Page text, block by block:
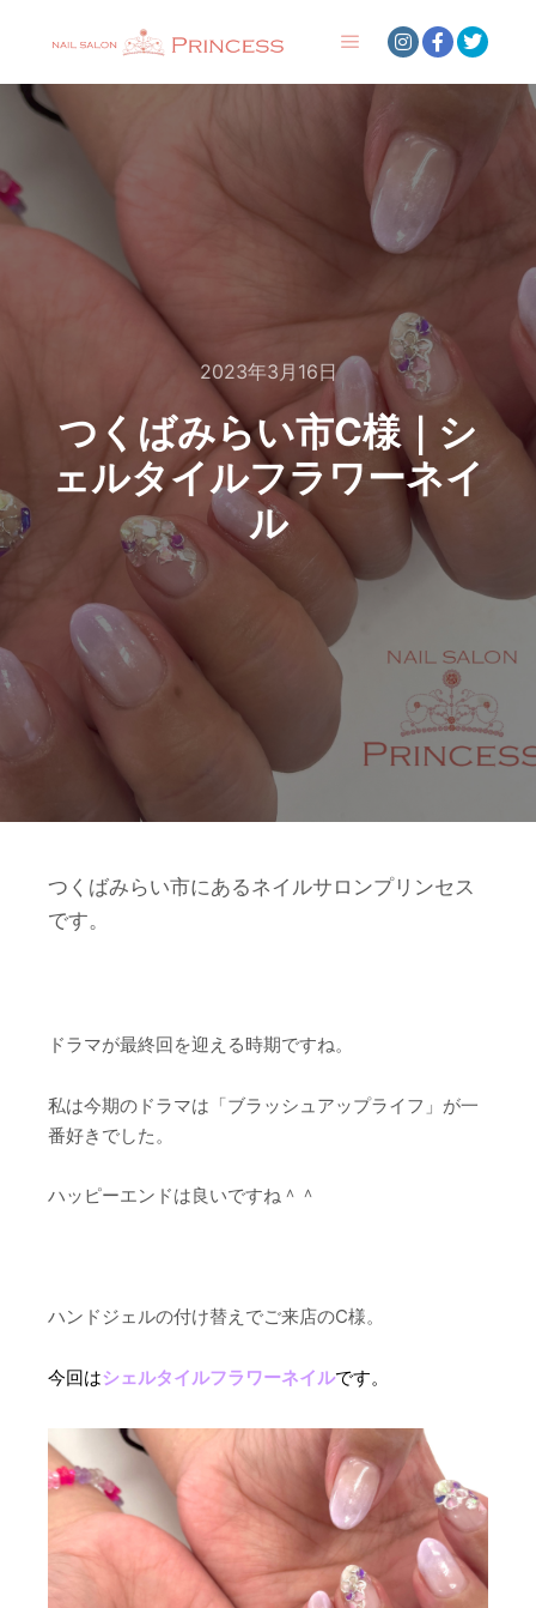
2023年3月16日
つくばみらい市C様｜シ
ェルタイルフラワーネイ
ル
つくばみらい市にあるネイルサロンプリンセス
です。
ドラマが最終回を迎える時期ですね。
私は今期のドラマは「ブラッシュアップライフ」が一
番好きでした。
ハッピーエンドは良いですね＾＾
ハンドジェルの付け替えでご来店のC様。
今回はシェルタイルフラワーネイルです。